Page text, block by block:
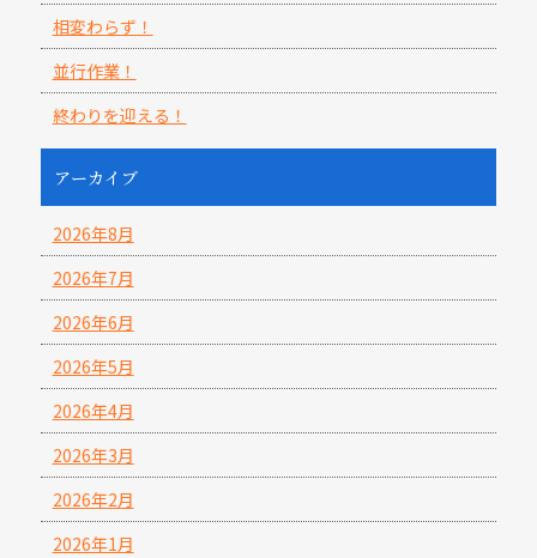
相変わらず！
並行作業！
終わりを迎える！
アーカイブ
2026年8月
2026年7月
2026年6月
2026年5月
2026年4月
2026年3月
2026年2月
2026年1月